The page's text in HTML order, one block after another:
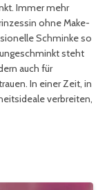
Immer mehr
ohne Make-
Schminke so
steht
auch für
In einer Zeit, in
verbreiten,